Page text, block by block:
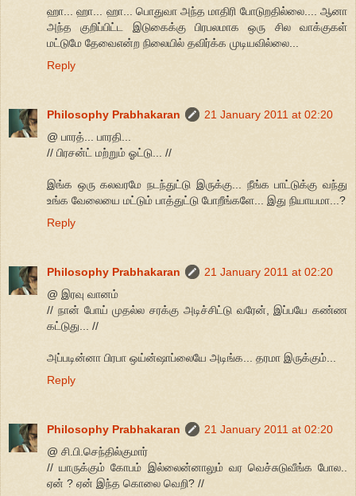
ஹா... ஹா... ஹா... பொதுவா அந்த மாதிரி போடுறதில்லை.... ஆனா
அந்த குறிப்பிட்ட இடுகைக்கு பிரபலமாக ஒரு சில வாக்குகள்
மட்டுமே தேவைஎன்ற நிலையில் தவிர்க்க முடியவில்லை...
Reply
Philosophy Prabhakaran
21 January 2011 at 02:20
@ பாரத்... பாரதி...
// பிரசன்ட் மற்றும் ஓட்டு... //
இங்க ஒரு கலவரமே நடந்துட்டு இருக்கு... நீங்க பாட்டுக்கு வந்து
உங்க வேலையை மட்டும் பாத்துட்டு போறீங்களே... இது நியாயமா...?
Reply
Philosophy Prabhakaran
21 January 2011 at 02:20
@ இரவு வானம்
// நான் போய் முதல்ல சரக்கு அடிச்சிட்டு வரேன், இப்பயே கண்ண
கட்டுது... //
அப்படின்னா பிரபா ஒய்ன்ஷாப்லையே அடிங்க... தரமா இருக்கும்...
Reply
Philosophy Prabhakaran
21 January 2011 at 02:20
@ சி.பி.செந்தில்குமார்
// யாருக்கும் கோபம் இல்லைன்னாலும் வர வெச்சுடுவீங்க போல..
ஏன் ? ஏன் இந்த கொலை வெறி? //